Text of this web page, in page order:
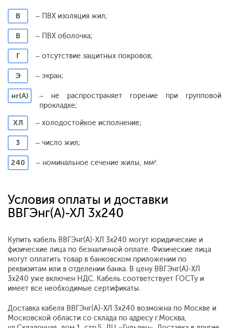
В – ПВХ изоляция жил;
В – ПВХ оболочка;
Г – отсутствие защитных покровов;
Э – экран;
нг(А)
– не распространяет горение при групповой
прокладке;
ХЛ
– холодостойкое исполнение;
3 – число жил;
240 – номинальное сечение жилы, мм².
Условия оплаты и доставки
ВВГЭнг(А)-ХЛ 3x240
Купить кабель ВВГЭнг(А)-ХЛ 3x240 могут юридические и
физические лица по безналичной оплате. Физические лица
могут оплатить товар в банковском приложении по
реквизитам или в отделении банка. В цену ВВГЭнг(А)-ХЛ
3x240 уже включен НДС. Кабель соответствует ГОСТу и
имеет все необходимые сертификаты.
Доставка кабеля ВВГЭнг(А)-ХЛ 3x240 возможна по Москве и
Московской области со склада по адресу г.Москва,